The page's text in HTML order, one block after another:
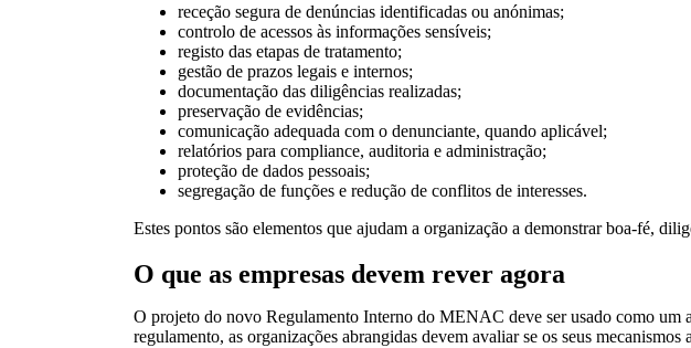
receção segura de denúncias identificadas ou anónimas;
controlo de acessos às informações sensíveis;
registo das etapas de tratamento;
gestão de prazos legais e internos;
documentação das diligências realizadas;
preservação de evidências;
comunicação adequada com o denunciante, quando aplicável;
relatórios para compliance, auditoria e administração;
proteção de dados pessoais;
segregação de funções e redução de conflitos de interesses.
Estes pontos são elementos que ajudam a organização a demonstrar boa-fé,
O que as empresas devem rever agora
O projeto do novo Regulamento Interno do MENAC deve ser usado como um
regulamento, as organizações abrangidas devem avaliar se os seus